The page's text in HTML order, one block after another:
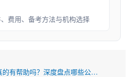
费用、备考方法与机构选择
PMP对找工作真的有帮助吗？深度盘点哪些公司最认这张“通行证”！